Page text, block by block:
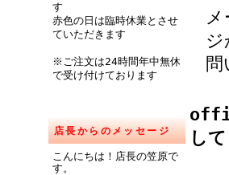
す
赤色の日は臨時休業とさせ
ていただきます
※ご注文は24時間年中無休
で受け付けております
店長からのメッセージ
こんにちは！店長の笠原で
す。
し